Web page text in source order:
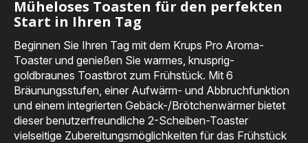
Müheloses Toasten für den perfekten
Start in Ihren Tag
Beginnen Sie Ihren Tag mit dem Krups Pro Aroma-
Toaster und genießen Sie warmes, knusprig-
goldbraunes Toastbrot zum Frühstück. Mit 6
Bräunungsstufen, einer Aufwärm- und Abbruchfunktion
und einem integrierten Gebäck-/Brötchenwärmer bietet
dieser benutzerfreundliche 2-Scheiben-Toaster
vielseitige Zubereitungsmöglichkeiten für das Frühstück